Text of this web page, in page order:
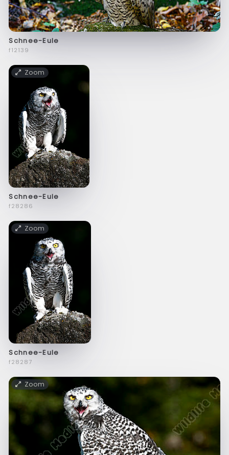
Schnee-Eule
f12139
Zoom
Schnee-Eule
f28286
Zoom
Schnee-Eule
f28287
Zoom